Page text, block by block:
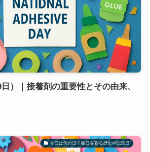
）｜接着剤の重要性とその由来、
今日は何の日？毎日を彩る歴史や記念日